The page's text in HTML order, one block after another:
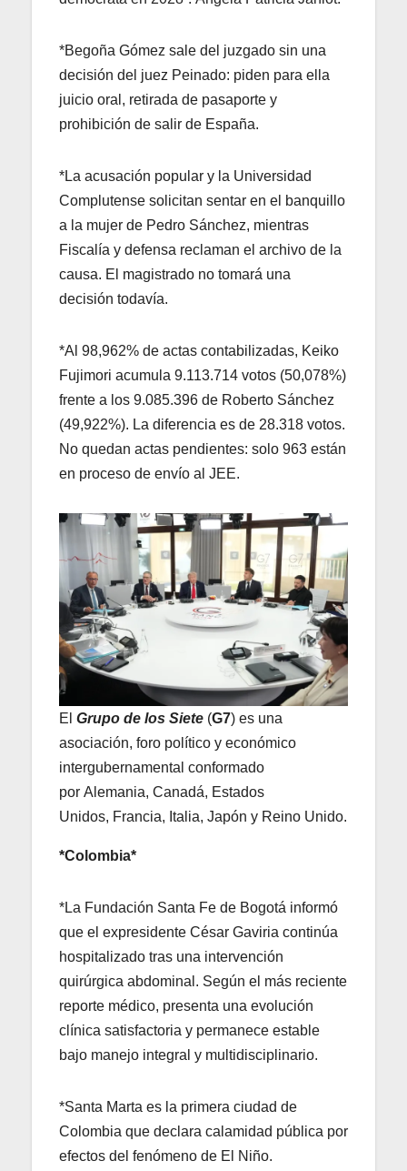
*Begoña Gómez sale del juzgado sin una
decisión del juez Peinado: piden para ella
juicio oral, retirada de pasaporte y
prohibición de salir de España.
*La acusación popular y la Universidad
Complutense solicitan sentar en el banquillo
a la mujer de Pedro Sánchez, mientras
Fiscalía y defensa reclaman el archivo de la
causa. El magistrado no tomará una
decisión todavía.
*Al 98,962% de actas contabilizadas, Keiko
Fujimori acumula 9.113.714 votos (50,078%)
frente a los 9.085.396 de Roberto Sánchez
(49,922%). La diferencia es de 28.318 votos.
No quedan actas pendientes: solo 963 están
en proceso de envío al JEE.
El Grupo de los Siete (G7) es una
asociación, foro político y económico
intergubernamental conformado
por Alemania, Canadá, Estados
Unidos, Francia, Italia, Japón y Reino Unido.
*Colombia*
*La Fundación Santa Fe de Bogotá informó
que el expresidente César Gaviria continúa
hospitalizado tras una intervención
quirúrgica abdominal. Según el más reciente
reporte médico, presenta una evolución
clínica satisfactoria y permanece estable
bajo manejo integral y multidisciplinario.
*Santa Marta es la primera ciudad de
Colombia que declara calamidad pública por
efectos del fenómeno de El Niño.